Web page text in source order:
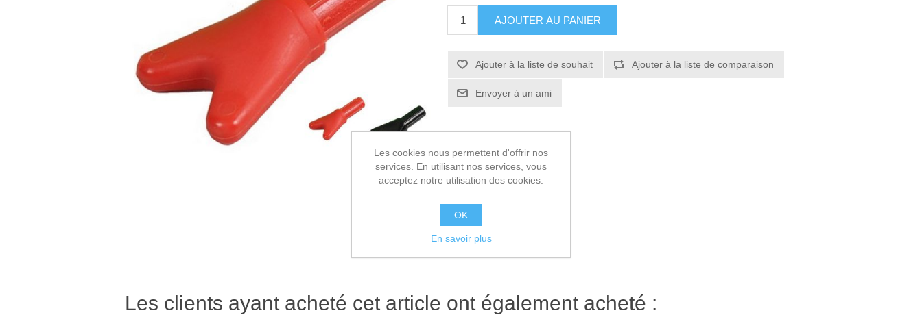
AJOUTER AU PANIER
Ajouter à la liste de souhait Ajouter à la liste de comparaison
Envoyer à un ami
Les clients ayant acheté cet article ont également acheté :
Les cookies nous permettent d'offrir nos
services. En utilisant nos services, vous
acceptez notre utilisation des cookies.
OK
En savoir plus